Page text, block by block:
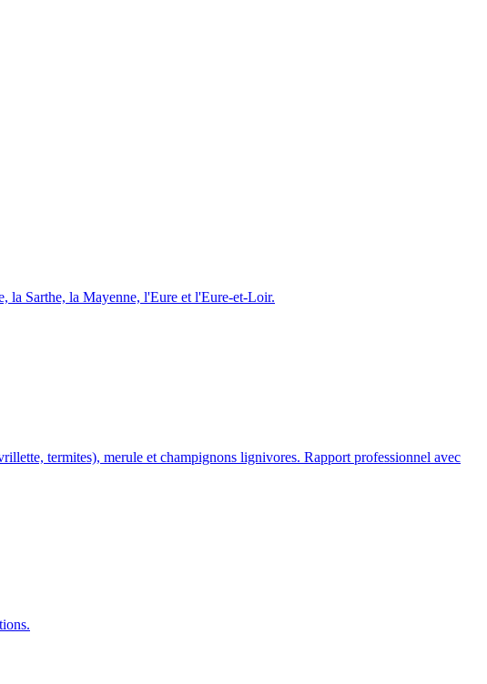
la Sarthe, la Mayenne, l'Eure et l'Eure-et-Loir.
termites), merule et champignons lignivores. Rapport professionnel avec